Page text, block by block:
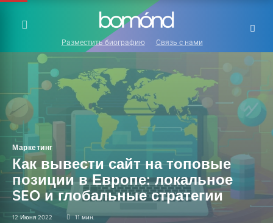
Разместить биографию Связь с нами
Маркетинг
Как вывести сайт на топовые
позиции в Европе: локальное
SEO и глобальные стратегии
12 Июня 2022 11 мин.